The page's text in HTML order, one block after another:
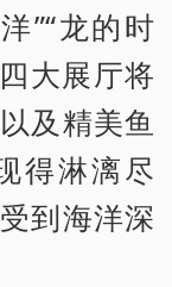
”“龙的时
大展厅将
及精美鱼
得淋漓尽
到海洋深